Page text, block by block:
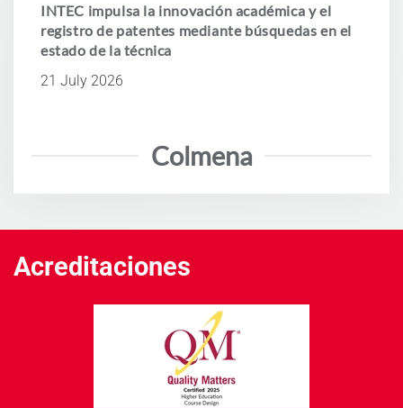
INTEC impulsa la innovación académica y el
registro de patentes mediante búsquedas en el
estado de la técnica
21 July 2026
Colmena
Acreditaciones